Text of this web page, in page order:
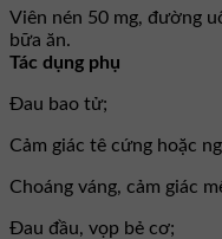
Viên nén 50 mg, đường
bữa ăn.
Tác dụng phụ
Đau bao tử;
Cảm giác tê cứng hoặc
Choáng váng, cảm giác
Đau đầu, vọp bẻ cơ;